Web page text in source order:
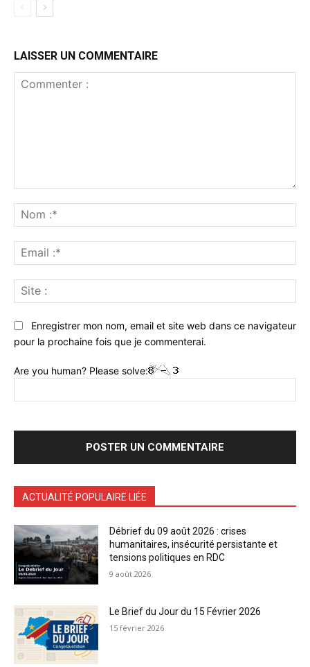
LAISSER UN COMMENTAIRE
:*
:*
:
Enregistrer mon nom, email et site web dans ce navigateur
pour la prochaine fois que je commenterai.
Are you human? Please solve:
ACTUALITÉ POPULAIRE LIÉE
Débrief du 09 août 2026 : crises
humanitaires, insécurité persistante et
tensions politiques en RDC
9 août 2026
Le Brief du Jour du 15 Février 2026
15 février 2026